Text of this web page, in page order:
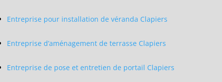
Entreprise pour installation de véranda Clapiers
Entreprise d’aménagement de terrasse Clapiers
Entreprise de pose et entretien de portail Clapiers